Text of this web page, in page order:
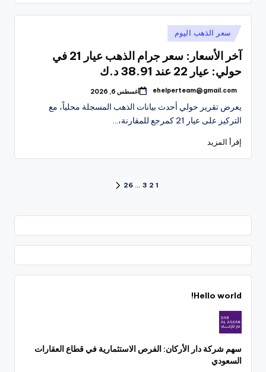
نُشر
في
سعر الذهب اليوم
آخر الأسعار: سعر جرام الذهب عيار 21 في
حولي: عيار 22 عند 38.91 د.ك
تمّ
بواسطة
ehelperteam@gmail.com أغسطس 6, 2026
يعرض تقرير حولي أحدث بيانات الذهب المسجلة محلياً، مع
التركيز على عيار 21 كمرجع للمقارنة،…
إقرأ المزيد
صفحات
المقالات
1
2
3
…
26
Hello world!
سهم شركة دار الأركان: الفرص الاستثمارية في قطاع العقارات
السعودي